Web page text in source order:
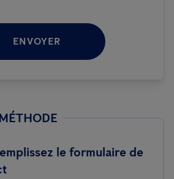
ENVOYER
le formulaire de